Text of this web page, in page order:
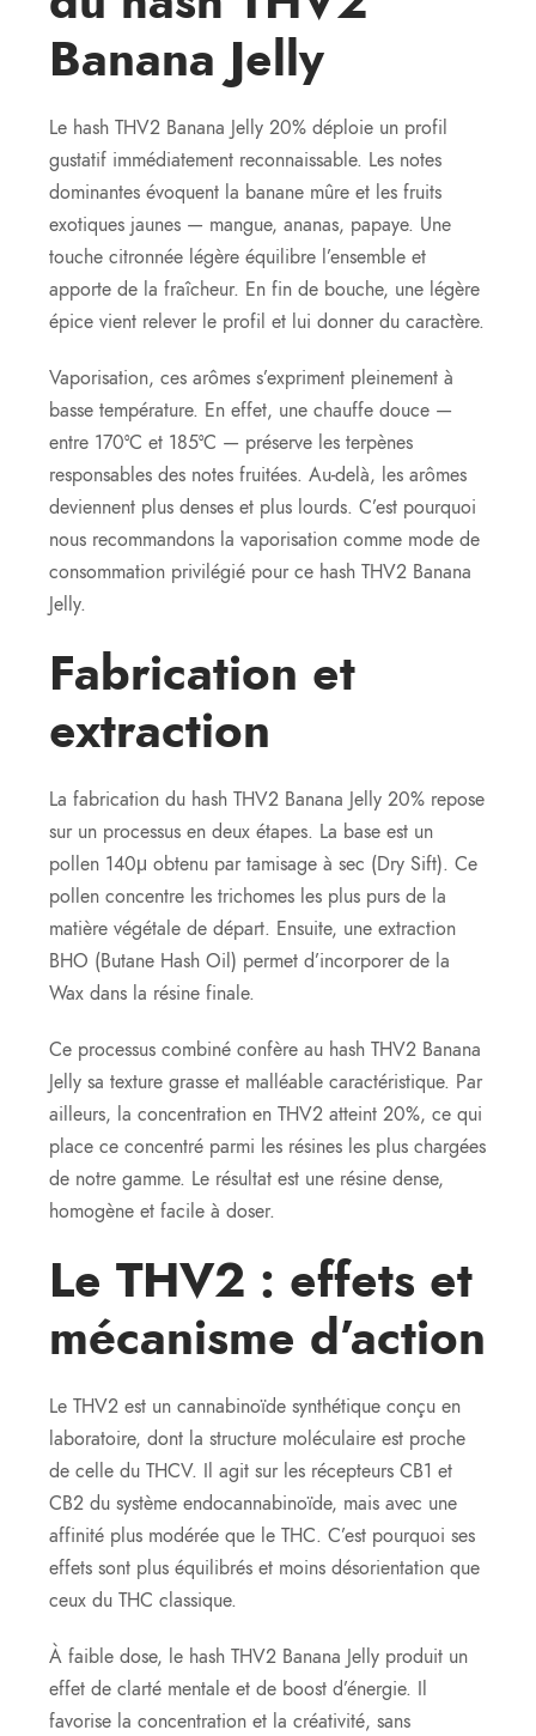
Banana Jelly
Le hash THV2 Banana Jelly 20% déploie un profil
gustatif immédiatement reconnaissable. Les notes
dominantes évoquent la banane mûre et les fruits
exotiques jaunes — mangue, ananas, papaye. Une
touche citronnée légère équilibre l’ensemble et
apporte de la fraîcheur. En fin de bouche, une légère
épice vient relever le profil et lui donner du caractère.
Vaporisation, ces arômes s’expriment pleinement à
basse température. En effet, une chauffe douce —
entre 170°C et 185°C — préserve les terpènes
responsables des notes fruitées. Au-delà, les arômes
deviennent plus denses et plus lourds. C’est pourquoi
nous recommandons la vaporisation comme mode de
consommation privilégié pour ce hash THV2 Banana
Jelly.
Fabrication et
extraction
La fabrication du hash THV2 Banana Jelly 20% repose
sur un processus en deux étapes. La base est un
pollen 140μ obtenu par tamisage à sec (Dry Sift). Ce
pollen concentre les trichomes les plus purs de la
matière végétale de départ. Ensuite, une extraction
BHO (Butane Hash Oil) permet d’incorporer de la
Wax dans la résine finale.
Ce processus combiné confère au hash THV2 Banana
Jelly sa texture grasse et malléable caractéristique. Par
ailleurs, la concentration en THV2 atteint 20%, ce qui
place ce concentré parmi les résines les plus chargées
de notre gamme. Le résultat est une résine dense,
homogène et facile à doser.
Le THV2 : effets et
mécanisme d’action
Le THV2 est un cannabinoïde synthétique conçu en
laboratoire, dont la structure moléculaire est proche
de celle du THCV. Il agit sur les récepteurs CB1 et
CB2 du système endocannabinoïde, mais avec une
affinité plus modérée que le THC. C’est pourquoi ses
effets sont plus équilibrés et moins désorientation que
ceux du THC classique.
À faible dose, le hash THV2 Banana Jelly produit un
effet de clarté mentale et de boost d’énergie. Il
favorise la concentration et la créativité, sans